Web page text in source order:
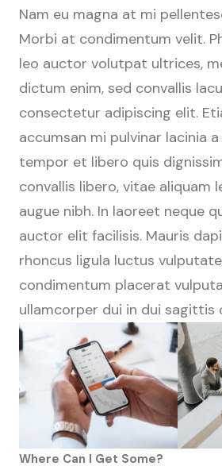
Nam eu magna at mi
Morbi at condimentum velit.
leo auctor volutpat ultrices,
dictum enim, sed convallis
consectetur adipiscing elit.
accumsan mi pulvinar lacinia
tempor et libero quis
convallis libero, vitae aliquam
augue nibh. In laoreet neque
auctor elit facilisis. Mauris
rhoncus ligula luctus
condimentum placerat
ullamcorper dui in dui sagittis
Where Can I Get Some?